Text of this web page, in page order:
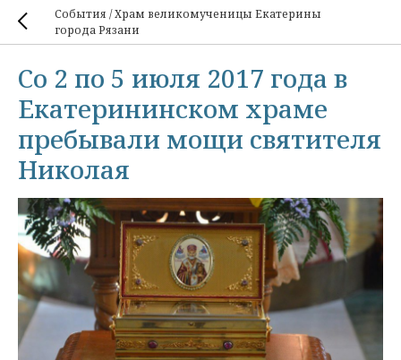
События / Храм великомученицы Екатерины
города Рязани
Со 2 по 5 июля 2017 года в
Екатерининском храме
пребывали мощи святителя
Николая